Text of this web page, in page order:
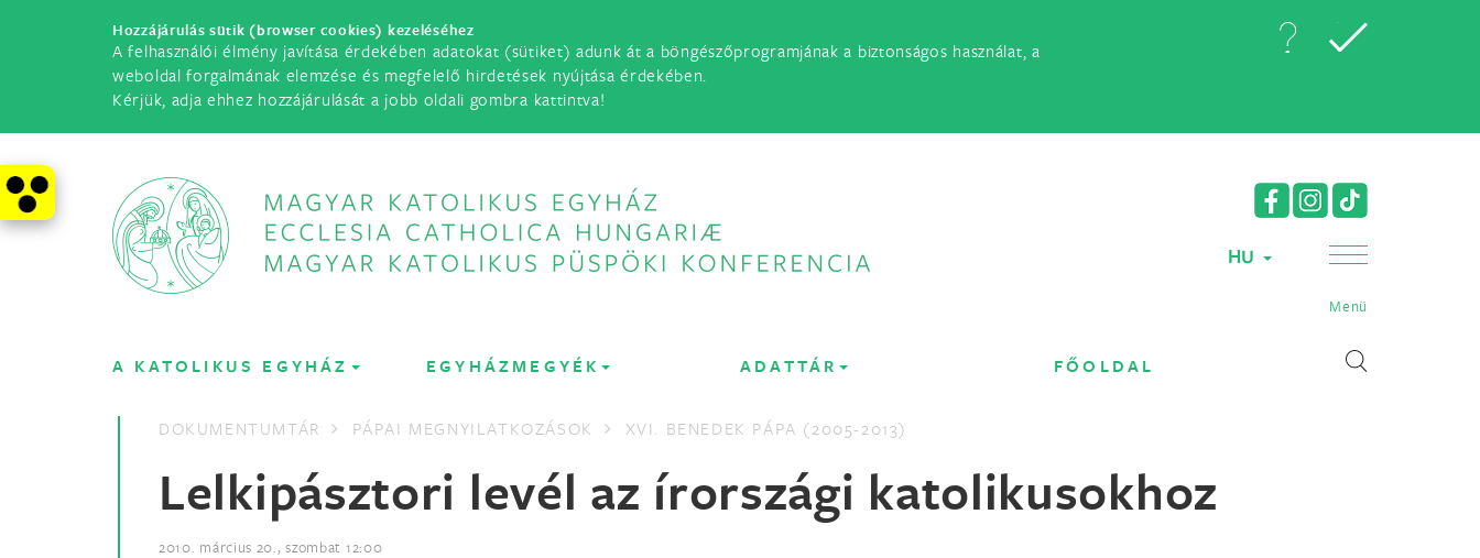
Hozzájárulás sütik (browser cookies) kezeléséhez
A felhasználói élmény javítása érdekében adatokat (sütiket) adunk át a böngészőprogramjának a biztonságos használat, a
weboldal forgalmának elemzése és megfelelő hirdetések nyújtása érdekében.
Kérjük, adja ehhez hozzájárulását a jobb oldali gombra kattintva!
HU
Menü
A KATOLIKUS EGYHÁZ EGYHÁZMEGYÉK ADATTÁR FŐOLDAL
DOKUMENTUMTÁR PÁPAI MEGNYILATKOZÁSOK XVI. BENEDEK PÁPA (2005-2013)
Lelkipásztori levél az írországi katolikusokhoz
2010. március 20., szombat 12:00